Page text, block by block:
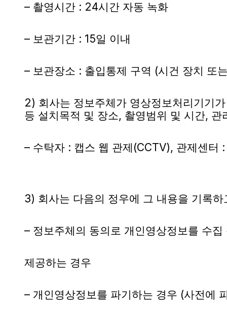
– 촬영시간 : 24시간 자동 녹화
– 보관기간 : 15일 이내
– 보관장소 : 출입통제 구역 (시건 장치 또
2) 회사는 정보주체가 영상정보처리기기
등 설치목적 및 장소, 촬영범위 및 시간,
– 수탁자 : 캡스 웹 관제(CCTV), 관제센
3) 회사는 다음의 정우에 그 내용을 기록
– 정보주체의 동의로 개인영상정보를 수
제공하는 경우
– 개인영상정보를 파기하는 경우 (사전에